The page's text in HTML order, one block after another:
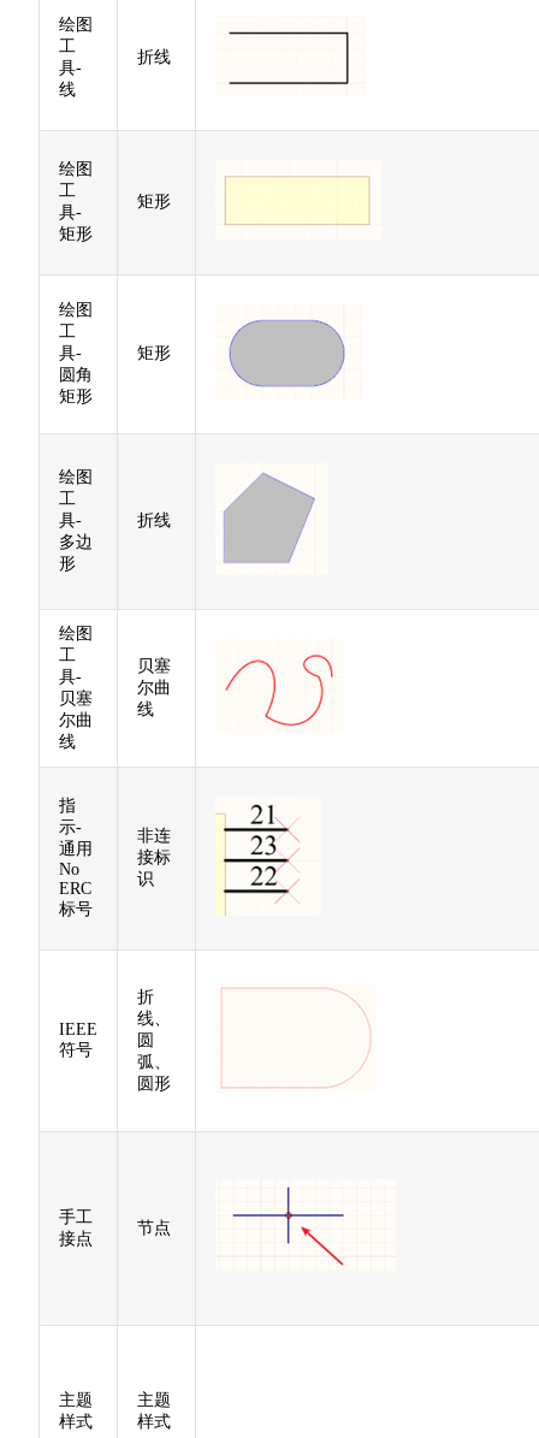
绘图
工
具-
线
折线
绘图
工
具-
矩形
矩形
绘图
工
具-
圆角
矩形
矩形
绘图
工
具-
多边
形
折线
绘图
工
具-
贝塞
尔曲
线
贝塞
尔曲
线
指
示-
通用
No
ERC
标号
非连
接标
识
IEEE
符号
折
线、
圆
弧、
圆形
手工
接点
节点
主题
样式
主题
样式